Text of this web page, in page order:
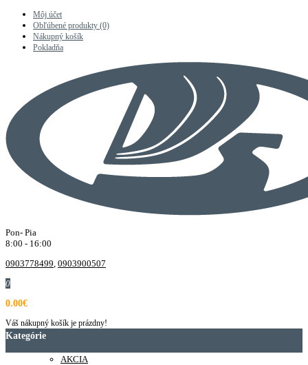
Môj účet
Obľúbené produkty (0)
Nákupný košík
Pokladňa
Pon- Pia
8:00 - 16:00
0903778499, 0903900507
0
0.00€
Váš nákupný košík je prázdny!
Kategórie
AKCIA